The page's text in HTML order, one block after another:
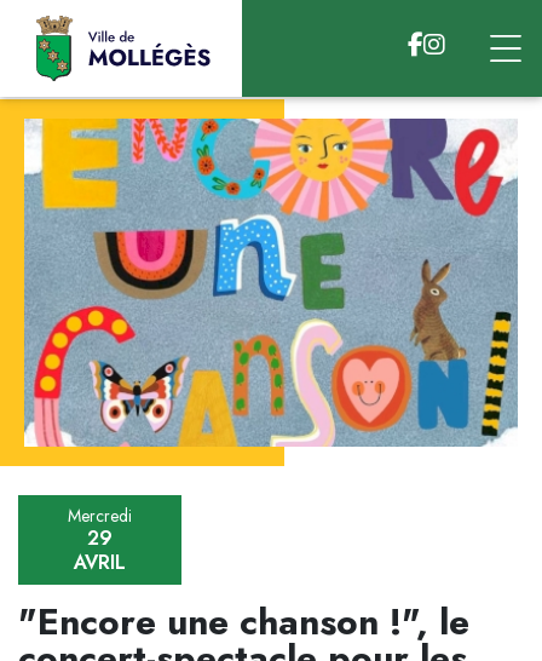
Accéder au contenu
Mercredi
29
AVRIL
"Encore une chanson !", le